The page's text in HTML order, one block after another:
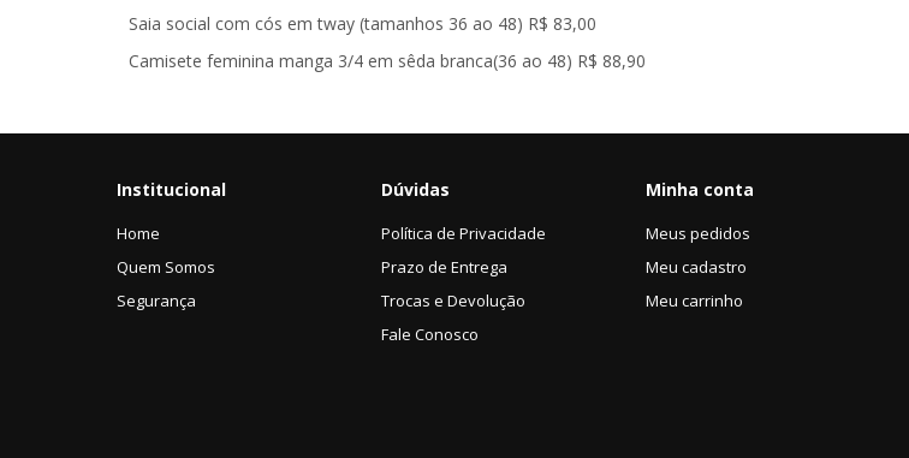
Saia social com cós em tway (tamanhos 36 ao 48) R$ 83,00
Camisete feminina manga 3/4 em sêda branca(36 ao 48) R$ 88,90
Institucional
Home
Quem Somos
Segurança
Dúvidas
Política de Privacidade
Prazo de Entrega
Trocas e Devolução
Fale Conosco
Minha conta
Meus pedidos
Meu cadastro
Meu carrinho